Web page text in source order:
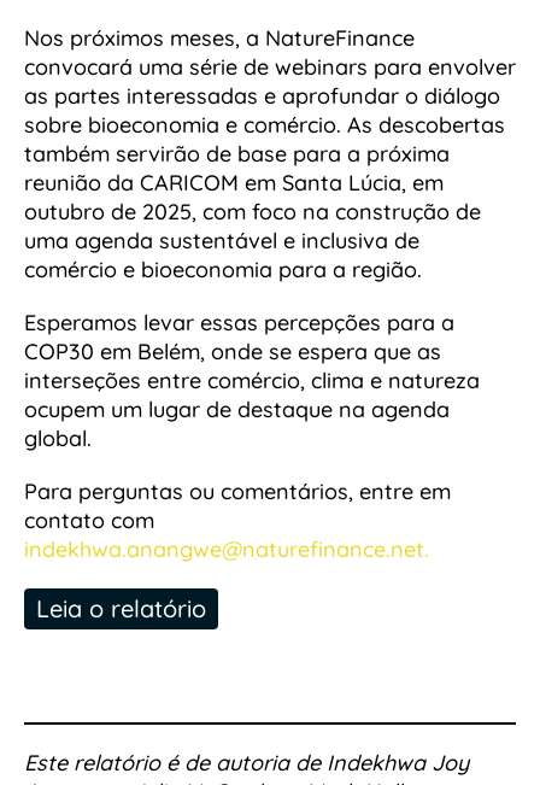
Nos próximos meses, a NatureFinance
convocará uma série de webinars para envolver
as partes interessadas e aprofundar o diálogo
sobre bioeconomia e comércio. As descobertas
também servirão de base para a próxima
reunião da CARICOM em Santa Lúcia, em
outubro de 2025, com foco na construção de
uma agenda sustentável e inclusiva de
comércio e bioeconomia para a região.
Esperamos levar essas percepções para a
COP30 em Belém, onde se espera que as
interseções entre comércio, clima e natureza
ocupem um lugar de destaque na agenda
global.
Para perguntas ou comentários, entre em
contato com
indekhwa.anangwe@naturefinance.net.
Leia o relatório
Este relatório é de autoria de Indekhwa Joy